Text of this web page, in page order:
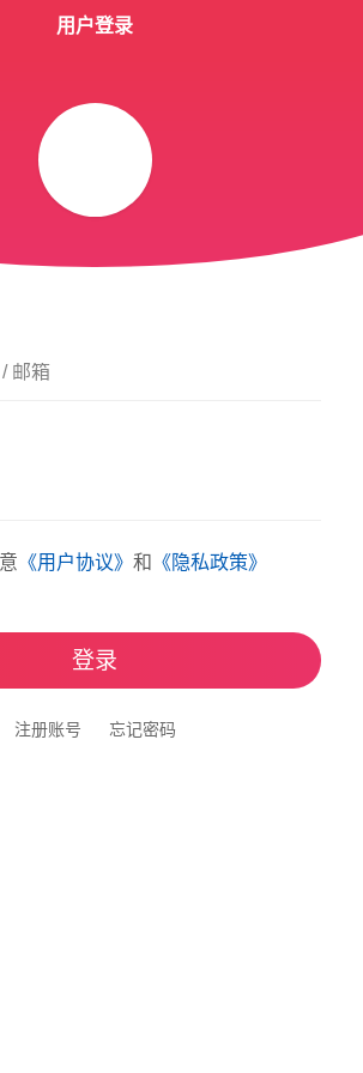
用户登录
邮箱
《用户协议》 和 《隐私政策》
登录
注册账号 忘记密码